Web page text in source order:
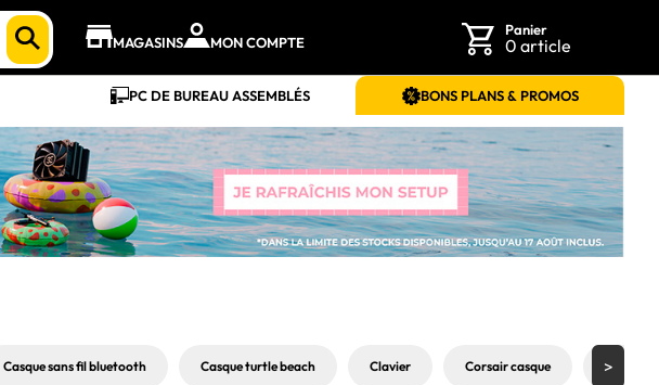
MAGASINS MON COMPTE
Panier
0 article
PC DE BUREAU ASSEMBLÉS BONS PLANS & PROMOS
Casque sans fil bluetooth Casque turtle beach Clavier Corsair casque Ecran PC